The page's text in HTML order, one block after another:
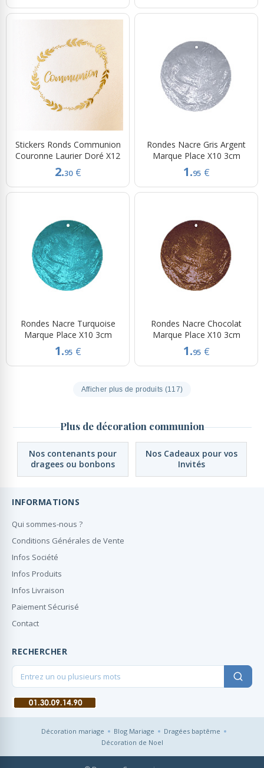
Stickers Ronds Communion
Couronne Laurier Doré X12
2.30 €
Rondes Nacre Gris Argent
Marque Place X10 3cm
1.95 €
Rondes Nacre Turquoise
Marque Place X10 3cm
1.95 €
Rondes Nacre Chocolat
Marque Place X10 3cm
1.95 €
Afficher plus de produits (117)
Plus de décoration communion
Nos contenants pour
dragees ou bonbons
Nos Cadeaux pour vos
Invités
INFORMATIONS
Qui sommes-nous ?
Conditions Générales de Vente
Infos Société
Infos Produits
Infos Livraison
Paiement Sécurisé
Contact
RECHERCHER
Décoration mariage Blog Mariage
Dragées baptême
Décoration de Noel